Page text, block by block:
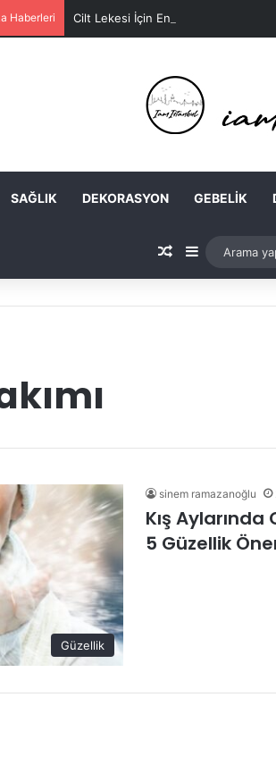
Haberleri Cilt Lekesi İçin En Kolay Ev Maskeleri
SAĞLIK DEKORASYON GEBELIK
Rastgele
Kenar
Güzellik
sinem ramazanoğlu
Kış
5 Güzellik